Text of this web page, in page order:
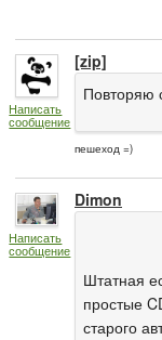
Написать
сообщение
[zip]
Повторяю
пешеход =)
Написать
сообщение
Dimon
Штатная
простые
старого